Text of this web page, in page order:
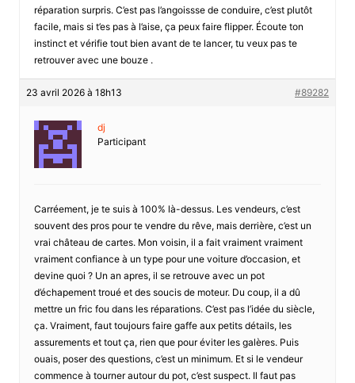
réparation surpris. C’est pas l’angoissse de conduire, c’est plutôt
facile, mais si t’es pas à l’aise, ça peux faire flipper. Écoute ton
instinct et vérifie tout bien avant de te lancer, tu veux pas te
retrouver avec une bouze .
23 avril 2026 à 18h13 #89282
dj
Participant
Carréement, je te suis à 100% là-dessus. Les vendeurs, c’est
souvent des pros pour te vendre du rêve, mais derrière, c’est un
vrai château de cartes. Mon voisin, il a fait vraiment vraiment
vraiment confiance à un type pour une voiture d’occasion, et
devine quoi ? Un an apres, il se retrouve avec un pot
d’échapement troué et des soucis de moteur. Du coup, il a dû
mettre un fric fou dans les réparations. C’est pas l’idée du siècle,
ça. Vraiment, faut toujours faire gaffe aux petits détails, les
assurements et tout ça, rien que pour éviter les galères. Puis
ouais, poser des questions, c’est un minimum. Et si le vendeur
commence à tourner autour du pot, c’est suspect. Il faut pas